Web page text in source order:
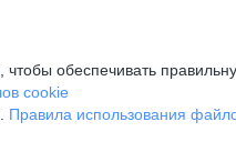
обеспечивать
cookie
Правила использования